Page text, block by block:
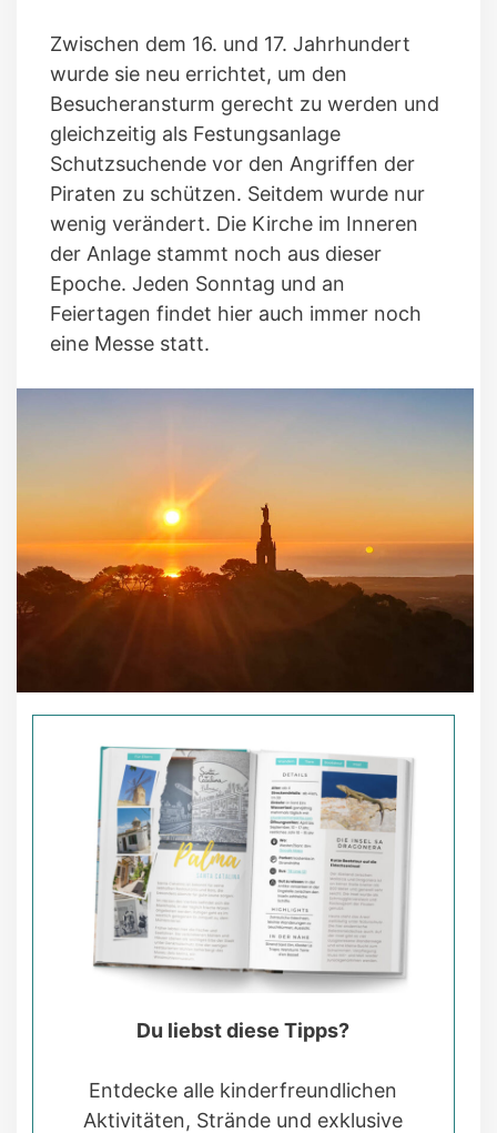
Zwischen dem 16. und 17. Jahrhundert
wurde sie neu errichtet, um den
Besucheransturm gerecht zu werden und
gleichzeitig als Festungsanlage
Schutzsuchende vor den Angriffen der
Piraten zu schützen. Seitdem wurde nur
wenig verändert. Die Kirche im Inneren
der Anlage stammt noch aus dieser
Epoche. Jeden Sonntag und an
Feiertagen findet hier auch immer noch
eine Messe statt.
Du liebst diese Tipps?
Entdecke alle kinderfreundlichen
Aktivitäten, Strände und exklusive